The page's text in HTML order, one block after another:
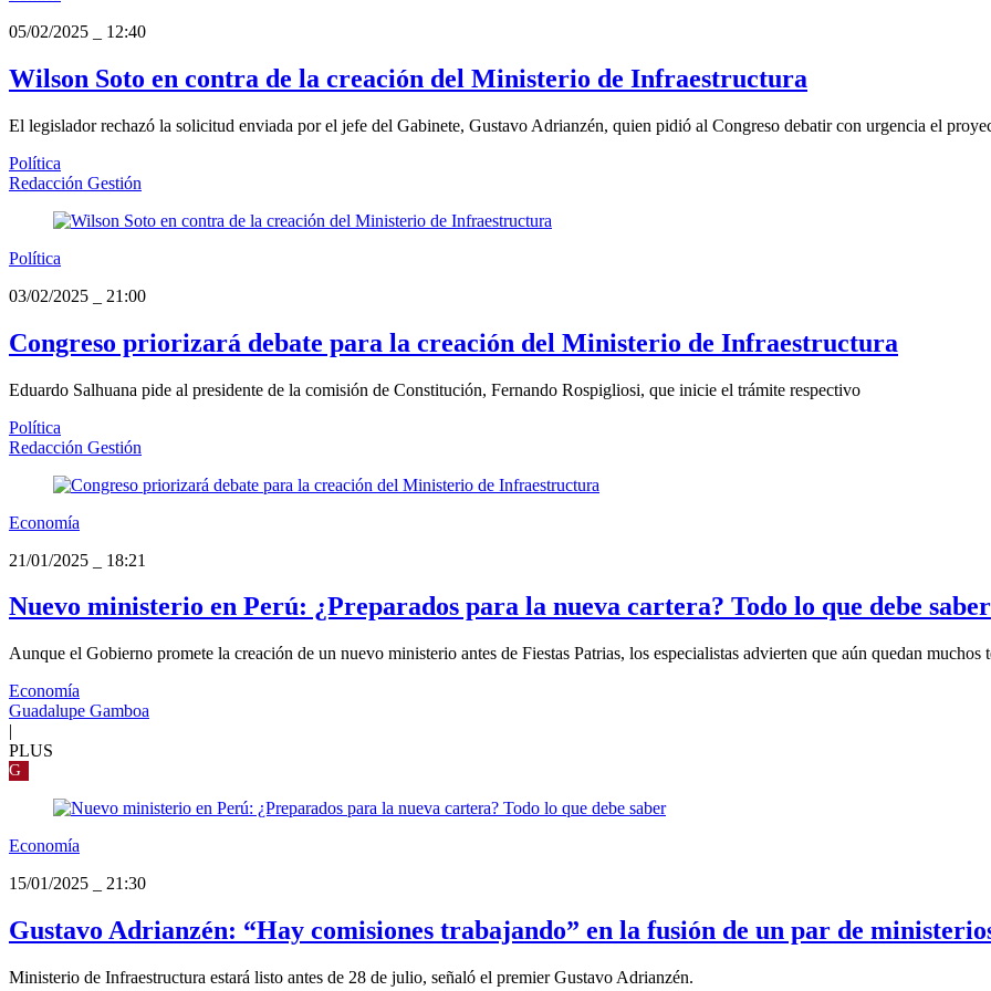
05/02/2025
12:40
Wilson Soto en contra de la creación del Ministerio de Infraestructura
El legislador rechazó la solicitud enviada por el jefe del Gabinete, Gustavo Adrianzén, quien pidió al Congreso debatir con urgencia el
Política
Redacción Gestión
Política
03/02/2025
21:00
Congreso priorizará debate para la creación del Ministerio de Infraestructura
Eduardo Salhuana pide al presidente de la comisión de Constitución, Fernando Rospigliosi, que inicie el trámite respectivo
Política
Redacción Gestión
Economía
21/01/2025
18:21
Nuevo ministerio en Perú: ¿Preparados para la nueva cartera? Todo lo que debe saber
Aunque el Gobierno promete la creación de un nuevo ministerio antes de Fiestas Patrias, los especialistas advierten que aún quedan muchos
Economía
Guadalupe Gamboa
|
PLUS
G
Economía
15/01/2025
21:30
Gustavo Adrianzén: “Hay comisiones trabajando” en la fusión de un par de
Ministerio de Infraestructura estará listo antes de 28 de julio, señaló el premier Gustavo Adrianzén.